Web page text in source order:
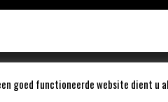
goed functioneerde website dient u